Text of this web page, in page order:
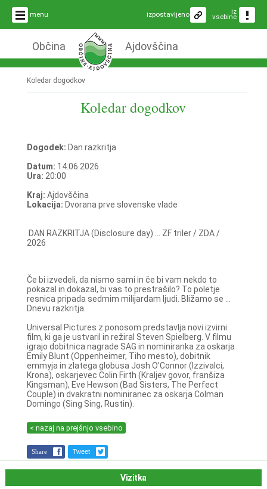
menu iz
vsebine
izpostavljeno
Občina Ajdovščina
Koledar dogodkov
Koledar dogodkov
Dogodek: Dan razkritja
Datum: 14.06.2026
Ura: 20:00
Kraj: Ajdovščina
Lokacija: Dvorana prve slovenske vlade
DAN RAZKRITJA (Disclosure day) ... ZF triler / ZDA /
2026
Če bi izvedeli, da nismo sami in če bi vam nekdo to
pokazal in dokazal, bi vas to prestrašilo? To poletje
resnica pripada sedmim milijardam ljudi. Bližamo se ...
Dnevu razkritja.
Universal Pictures z ponosom predstavlja novi izvirni
film, ki ga je ustvaril in režiral Steven Spielberg. V filmu
igrajo dobitnica nagrade SAG in nominiranka za oskarja
Emily Blunt (Oppenheimer, Tiho mesto), dobitnik
emmyja in zlatega globusa Josh O’Connor (Izzivalci,
Krona), oskarjevec Colin Firth (Kraljev govor, franšiza
Kingsman), Eve Hewson (Bad Sisters, The Perfect
Couple) in dvakratni nominiranec za oskarja Colman
Domingo (Sing Sing, Rustin).
< nazaj na prejšnjo vsebino
Share Tweet
Vizitka